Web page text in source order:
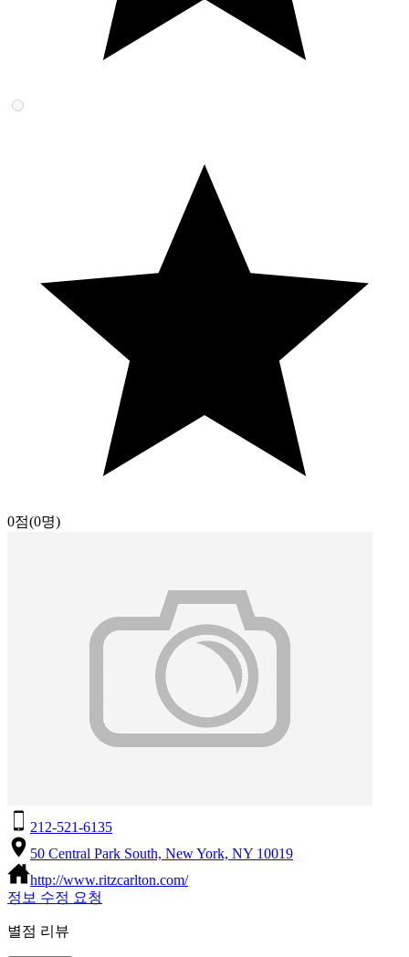
0점(0명)
212-521-6135
50 Central Park South, New York, NY 10019
http://www.ritzcarlton.com/
정보 수정 요청
별점 리뷰